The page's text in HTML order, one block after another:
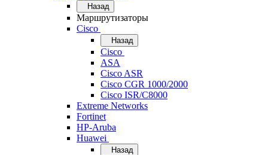
Назад
Маршрутизаторы
Cisco
Назад
Cisco
ASA
Cisco ASR
Cisco CGR 1000/2000
Cisco ISR/С8000
Extreme Networks
Fortinet
HP-Aruba
Huawei
Назад